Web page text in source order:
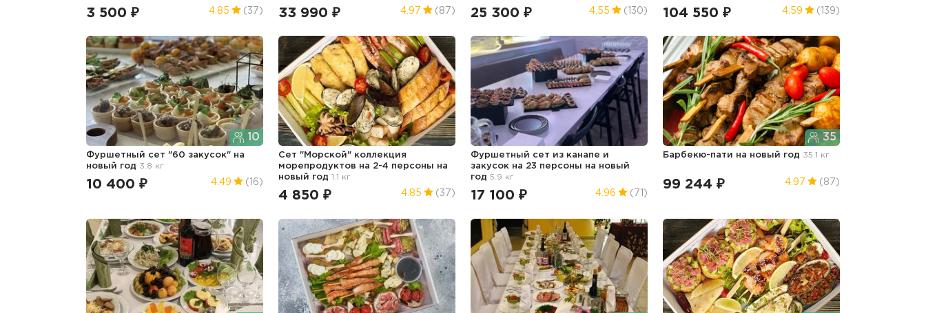
3 500 ₽ 4.85 (37) 33 990 ₽ 4.97 (87) 25 300 ₽ 4.55 (130) 104 550 ₽ 4.59 (139)
10
Фуршетный сет "60 закусок"
на
новый год 3.8 кг
10 400 ₽ 4.49 (16)
Сет "Морской" коллекция
морепродуктов на 2-4 персоны
на
новый год
1.1 кг
4 850 ₽ 4.85 (37)
Фуршетный сет из канапе и
закусок на 23 персоны
на новый
год 5.9 кг
17 100 ₽ 4.96 (71)
35
Барбекю-пати на новый год 35.1 кг
99 244 ₽ 4.97 (87)